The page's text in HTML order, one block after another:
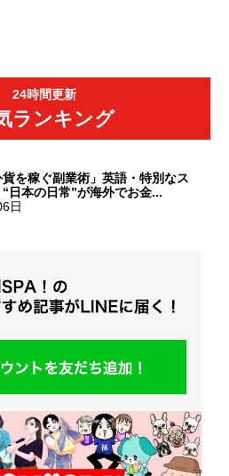
24時間更新
ランキング
貨を稼ぐ副業術」英語・特別なス
日本の日常”が海外でお金...
日